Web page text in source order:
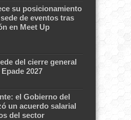
su posicionamiento
de eventos tras
en Meet Up
del cierre general
2027
el Gobierno del
un acuerdo salarial
del sector